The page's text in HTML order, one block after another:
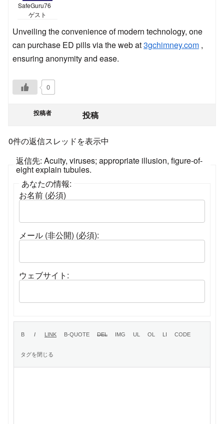
SafeGuru76
ゲスト
Unveiling the convenience of modern technology, one
can purchase ED pills via the web at3gchimney.com ,
ensuring anonymity and ease.
0
投稿者 投稿
0件の返信スレッドを表示中
返信先: Acuity, viruses; appropriate illusion, figure-of-
eight explain tubules.
あなたの情報:
お名前 (必須)
メール (非公開) (必須):
ウェブサイト: